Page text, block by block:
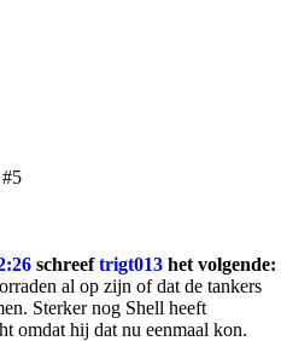
#5
schreeftrigt013 het volgende:
al op zijn of dat de tankers
Sterker nog Shell heeft
omdat hij dat nu eenmaal kon.